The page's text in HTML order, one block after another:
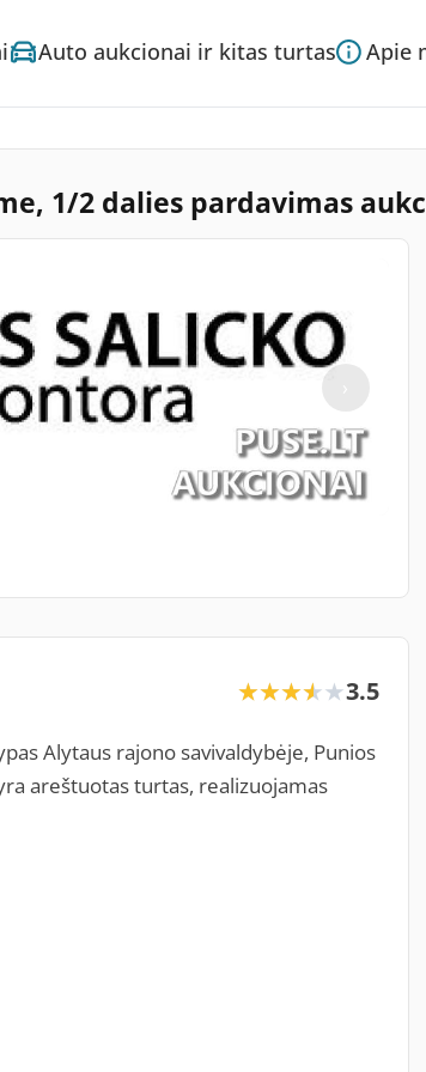
Auto aukcionai ir kitas turtas Apie
1/2 dalies pardavimas
★★★★★
★★★★★3.5
Alytaus rajono savivaldybėje, Punios
areštuotas turtas, realizuojamas